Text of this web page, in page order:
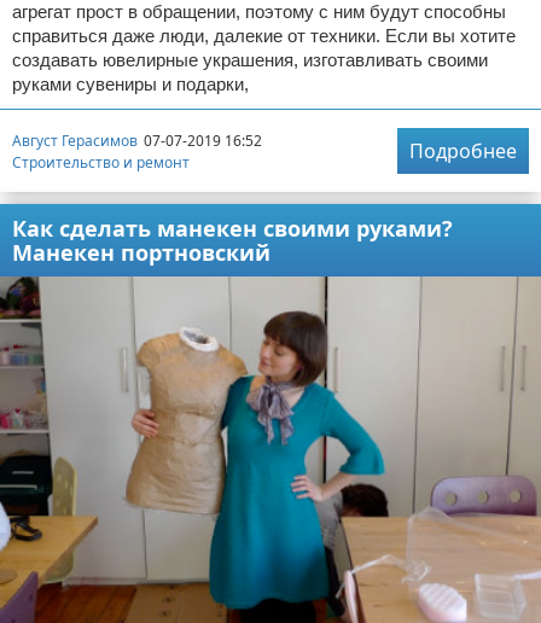
агрегат прост в обращении, поэтому с ним будут способны
справиться даже люди, далекие от техники. Если вы хотите
создавать ювелирные украшения, изготавливать своими
руками сувениры и подарки,
Август Герасимов 07-07-2019 16:52
Строительство и ремонт
Подробнее
Как сделать манекен своими руками?
Манекен портновский